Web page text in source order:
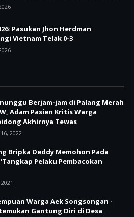
Pasukan Jhon Herdman
Vietnam Telak 0-3
Berjam-jam di Palang Merah
Adam Pasien Kritis Warga
Akhirnya Tewas
2022
Bripka Deddy Memohon Pada
Pelaku Pembacokan
Warga Aek Songsongan -
Gantung Diri di Desa